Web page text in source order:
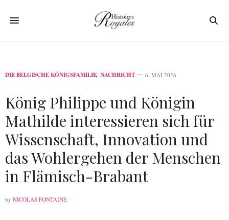
DIE BELGISCHE KÖNIGSFAMILIE, NACHRICHT 6. MAI 2026
König Philippe und Königin
Mathilde interessieren sich für
Wissenschaft, Innovation und
das Wohlergehen der Menschen
in Flämisch-Brabant
by NICOLAS FONTAINE